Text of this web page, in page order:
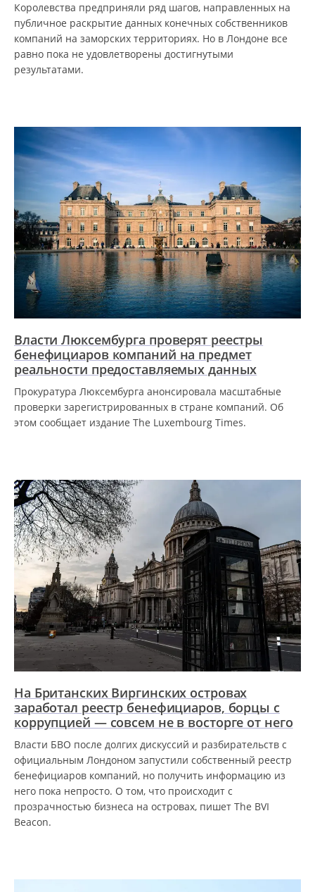
Королевства предприняли ряд шагов, направленных на
публичное раскрытие данных конечных собственников
компаний на заморских территориях. Но в Лондоне все
равно пока не удовлетворены достигнутыми
результатами.
Власти Люксембурга проверят реестры
бенефициаров компаний на предмет
реальности предоставляемых данных
Прокуратура Люксембурга анонсировала масштабные
проверки зарегистрированных в стране компаний. Об
этом сообщает издание The Luxembourg Times.
На Британских Виргинских островах
заработал реестр бенефициаров, борцы с
коррупцией — совсем не в восторге от него
Власти БВО после долгих дискуссий и разбирательств с
официальным Лондоном запустили собственный реестр
бенефициаров компаний, но получить информацию из
него пока непросто. О том, что происходит с
прозрачностью бизнеса на островах, пишет The BVI
Beacon.